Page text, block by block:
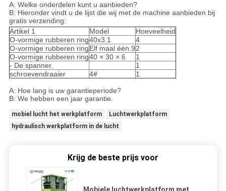
A: Welke onderdelen kunt u aanbieden?
B: Hieronder vindt u de lijst die wij met de machine aanbieden bij
gratis verzending:
Artikel 1
Model
Hoeveelheid
O-vormige rubberen ring40x3.1
4
O-vormige rubberen ringElf maal één.92
O-vormige rubberen ring40 × 30 × 6
1
- De spanner.
1
schroevendraaier
4# 1
A: Hoe lang is uw garantieperiode?
B: We hebben een jaar garantie.
mobiel lucht het werkplatform
Luchtwerkplatform
hydraulisch werkplatform in de lucht
Krijg de beste prijs voor